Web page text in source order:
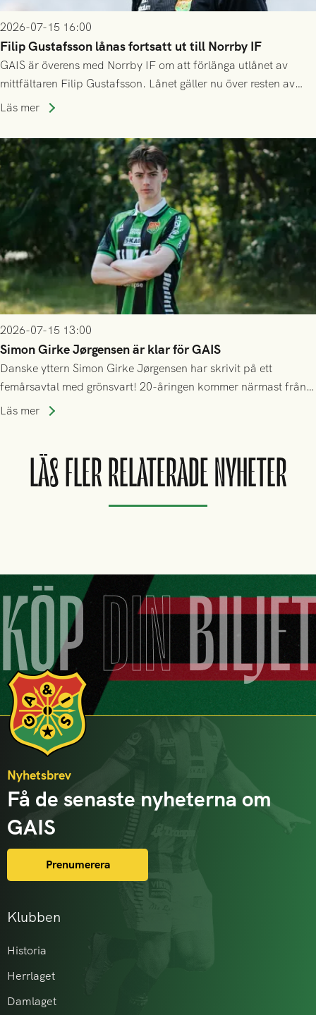
2026-07-15 16:00
Filip Gustafsson lånas fortsatt ut till Norrby IF
GAIS är överens med Norrby IF om att förlänga utlånet av
mittfältaren Filip Gustafsson. Lånet gäller nu över resten av
säsongen 2026.
Läs mer
2026-07-15 13:00
Simon Girke Jørgensen är klar för GAIS
Danske yttern Simon Girke Jørgensen har skrivit på ett
femårsavtal med grönsvart! 20-åringen kommer närmast från
spel i färöiska Skála IF.
Läs mer
LÄS FLER RELATERADE NYHETER
KÖPDIN
Klubben
Historia
Herrlaget
Damlaget
Nyhetsbrev
Få de senaste nyheterna om
GAIS
Prenumerera